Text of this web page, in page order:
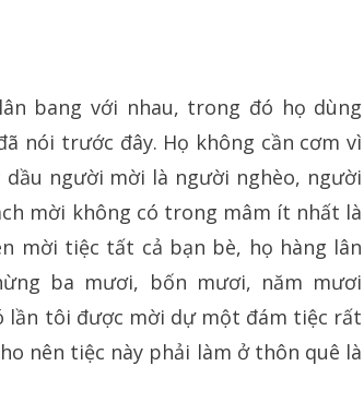
bang với nhau, trong đó họ dùng
nói trước đây. Họ không cần cơm vì
dầu người mời là người nghèo, người
mời không có trong mâm ít nhất là
mời tiệc tất cả bạn bè, họ hàng lân
ba mươi, bốn mươi, năm mươi
lần tôi được mời dự một đám tiệc rất
nên tiệc này phải làm ở thôn quê là